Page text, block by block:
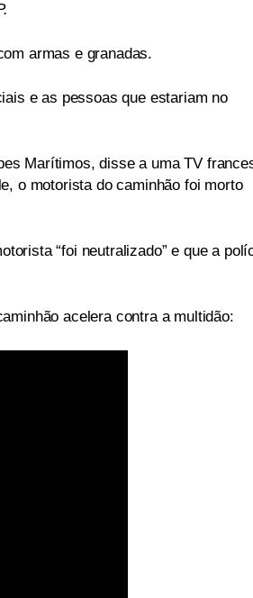
armas e granadas.
e as pessoas que estariam no
Marítimos, disse a uma TV
o motorista do caminhão foi morto
“foi neutralizado” e que a
acelera contra a multidão: